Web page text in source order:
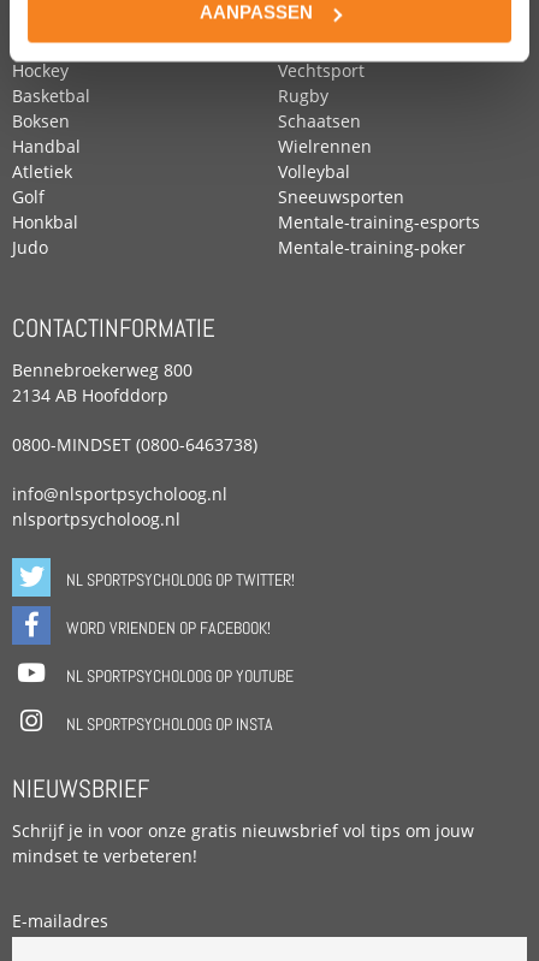
AANPASSEN
Paardensport
Hockey
Basketbal
Boksen
Handbal
Atletiek
Golf
Honkbal
Judo
Tennis
Turnen
Vechtsport
Rugby
Schaatsen
Wielrennen
Volleybal
Sneeuwsporten
Mentale-training-esports
Mentale-training-poker
CONTACTINFORMATIE
Bennebroekerweg 800
2134 AB Hoofddorp
0800-MINDSET (0800-6463738)
info@nlsportpsycholoog.nl
nlsportpsycholoog.nl
NL SPORTPSYCHOLOOG OP TWITTER!
WORD VRIENDEN OP FACEBOOK!
NL SPORTPSYCHOLOOG OP YOUTUBE
NL SPORTPSYCHOLOOG OP INSTA
NIEUWSBRIEF
Schrijf je in voor onze gratis nieuwsbrief vol tips om jouw
mindset te verbeteren!
E-mailadres